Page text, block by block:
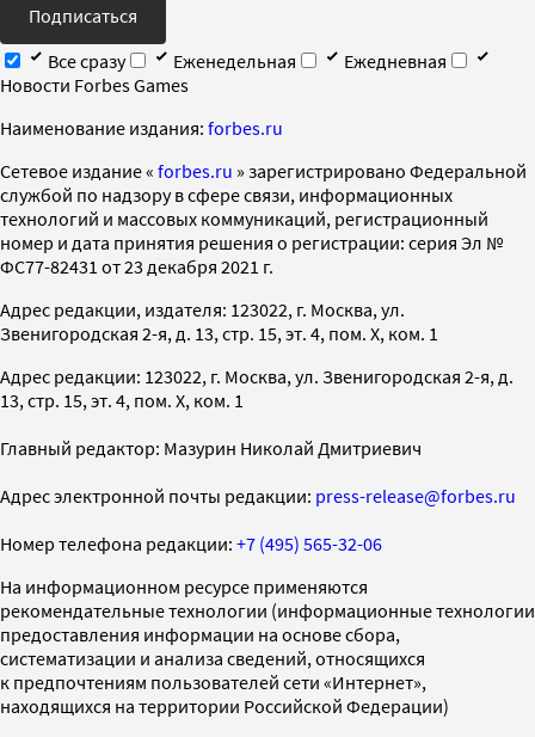
Подписаться
Все сразу
Еженедельная
Ежедневная
Новости Forbes Games
Наименование издания: forbes.ru
Cетевое издание « forbes.ru » зарегистрировано Федеральной
службой по надзору в сфере связи, информационных
технологий и массовых коммуникаций, регистрационный
номер и дата принятия решения о регистрации: серия Эл №
ФС77-82431 от 23 декабря 2021 г.
Адрес редакции, издателя: 123022, г. Москва, ул.
Звенигородская 2-я, д. 13, стр. 15, эт. 4, пом. X, ком. 1
Адрес редакции: 123022, г. Москва, ул. Звенигородская 2-я, д.
13, стр. 15, эт. 4, пом. X, ком. 1
Главный редактор: Мазурин Николай Дмитриевич
Адрес электронной почты редакции: press-release@forbes.ru
Номер телефона редакции: +7 (495) 565-32-06
На информационном ресурсе применяются
рекомендательные технологии (информационные технологии
предоставления информации на основе сбора,
систематизации и анализа сведений, относящихся
к предпочтениям пользователей сети «Интернет»,
находящихся на территории Российской Федерации)